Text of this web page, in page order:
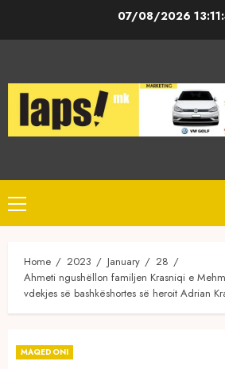
07/08/2026
Primary
Menu
Home 2023 January
28
Ahmeti ngushëllon familjen Krasniqi e
vdekjes së bashkëshortes së heroit Adrian
MAQEDONI